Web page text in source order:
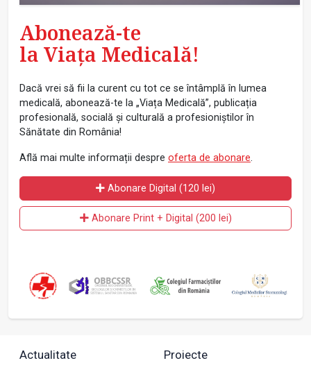
Abonează-te
la Viața Medicală!
Dacă vrei să fii la curent cu tot ce se întâmplă în lumea
medicală, abonează-te la „Viața Medicală”, publicația
profesională, socială și culturală a profesioniștilor în
Sănătate din România!
Află mai multe informații despre oferta de abonare.
Abonare Digital (120 lei)
Abonare Print + Digital (200 lei)
Actualitate Proiecte